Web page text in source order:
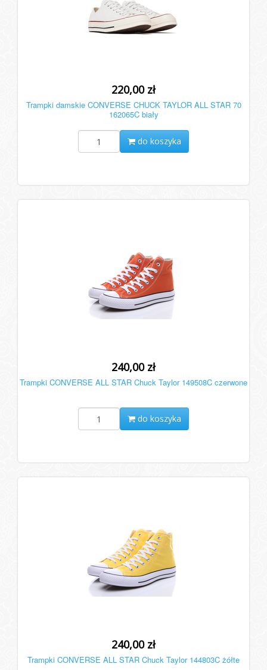
220,00 zł
Trampki damskie CONVERSE CHUCK TAYLOR ALL STAR 70
162065C biały
do koszyka
240,00 zł
Trampki CONVERSE ALL STAR Chuck Taylor 149508C czerwone
do koszyka
240,00 zł
Trampki CONVERSE ALL STAR Chuck Taylor 144803C żółte